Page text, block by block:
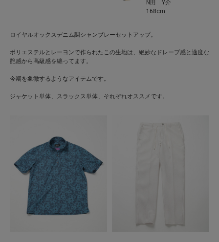
N田 Y介
168cm
ロイヤルオックスデニム調シャンブレーセットアップ。
ポリエステルとレーヨンで作られたこの生地は、絶妙なドレープ感と適度な
艶感から高級感を纏ってます。
今期を象徴するようなアイテムです。
ジャケット単体、スラックス単体、それぞれオススメです。